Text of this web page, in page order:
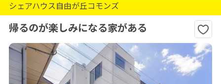
シェアハウス自由が丘コモンズ
帰るのが楽しみになる家がある